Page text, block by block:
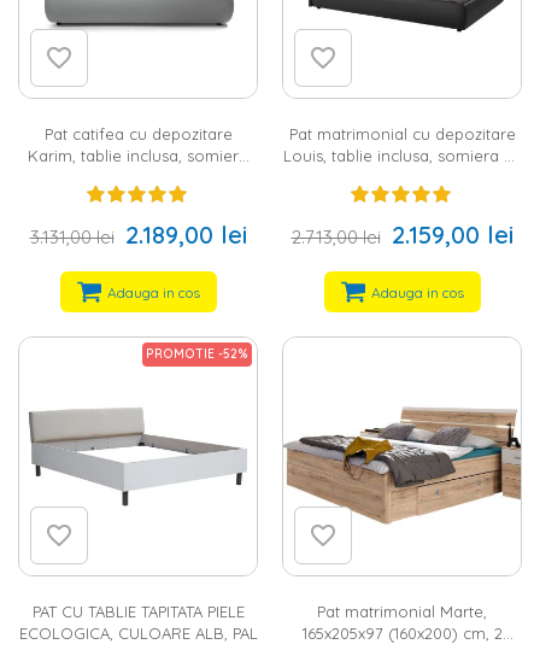
Pat catifea cu depozitare
Karim, tablie inclusa, somiera
231x201x103 (160x200) cm,
3.131,00 lei 2.189,00 lei
Adauga in cos
Pat matrimonial cu depozitare
Louis, tablie inclusa, somiera cu
225x183x105 (160x200) cm,
2.713,00 lei 2.159,00 lei
Adauga in cos
PROMOTIE -52%
PAT CU TABLIE TAPITATA PIELE
ECOLOGICA, CULOARE ALB, PAL
Pat matrimonial Marte,
165x205x97 (160x200) cm, 2